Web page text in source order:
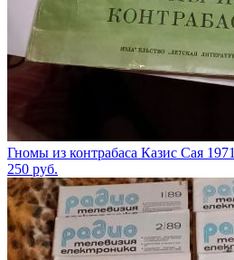
Гномы из контрабаса Казис Сая 1971
250 руб.